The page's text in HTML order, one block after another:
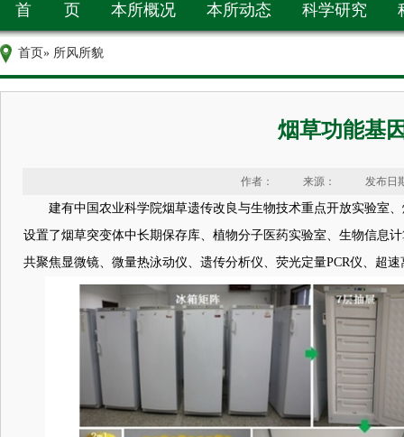
首 页 本所概况 本所动态 科学研究
首页» 所风所貌
烟草功能基
作者： 来源： 发布日
建有中国农业科学院烟草遗传改良与生物技术重点开放实验室、
设置了烟草突变体中长期保存库、植物分子医药实验室、生物信息
共聚焦显微镜、微量热泳动仪、遗传分析仪、荧光定量PCR仪、超